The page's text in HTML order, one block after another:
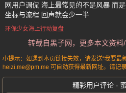
网用户调侃 海上最常见的不是风暴 而
坐标与流程 回声就会少一半
环保少女海上行动复盘
转载自黑子网，更多本文资
小提示：如遇到本页链接失效，请发送“我要最
heizi.me@pm.me 可自动获得最新网址。请记
精彩用户评论 -